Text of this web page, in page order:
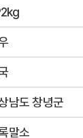
남도 창녕군
말소